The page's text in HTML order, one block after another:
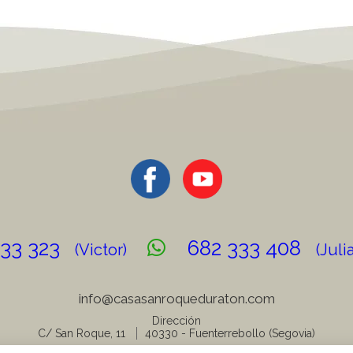
323 (Victor) 682 333 408
info@casasanroqueduraton.com
Dirección
C/ San Roque, 11
40330 - Fuenterrebollo (Segovia)